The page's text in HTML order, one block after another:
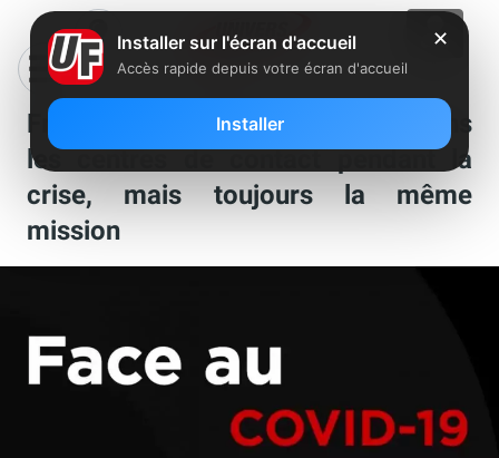
Free : une organisation inédite dans
les centres de contact pendant la
crise, mais toujours la même
mission
✕
Installer sur l'écran d'accueil
Accès rapide depuis votre écran d'accueil
Installer